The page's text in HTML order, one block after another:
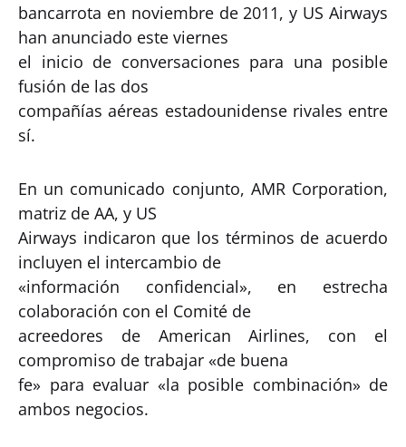
bancarrota en noviembre de 2011, y US Airways
han anunciado este viernes
el inicio de conversaciones para una posible
fusión de las dos
compañías aéreas estadounidense rivales entre
sí.
En un comunicado conjunto, AMR Corporation,
matriz de AA, y US
Airways indicaron que los términos de acuerdo
incluyen el intercambio de
«información confidencial», en estrecha
colaboración con el Comité de
acreedores de American Airlines, con el
compromiso de trabajar «de buena
fe» para evaluar «la posible combinación» de
ambos negocios.